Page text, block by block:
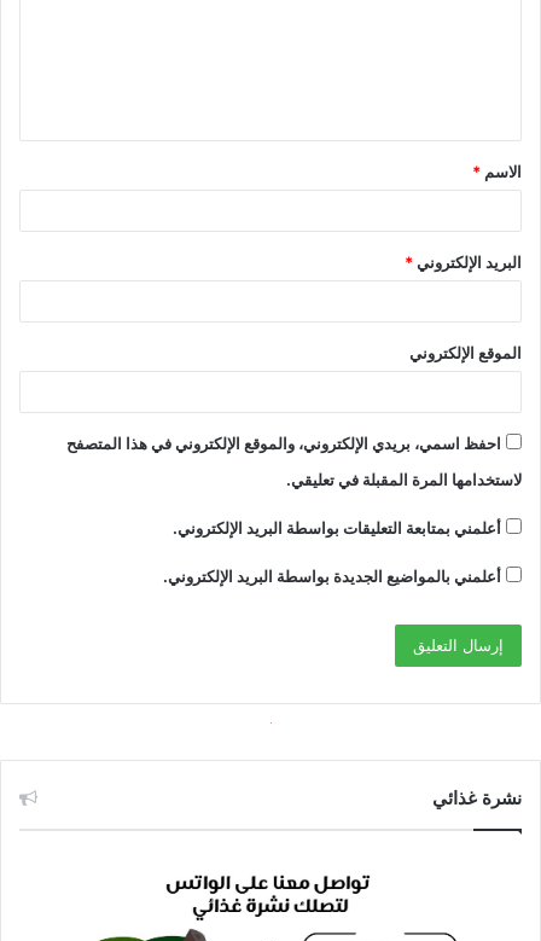
ق
*
الاسم *
البريد الإلكتروني*
الموقع الإلكتروني
احفظ اسمي، بريدي الإلكتروني، والموقع الإلكتروني في هذا المتصفح
لاستخدامها المرة المقبلة في تعليقي.
أعلمني بمتابعة التعليقات بواسطة البريد الإلكتروني.
أعلمني بالمواضيع الجديدة بواسطة البريد الإلكتروني.
نشرة غذائي